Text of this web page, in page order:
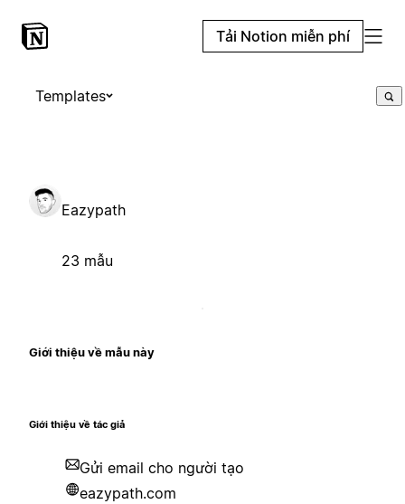
Tải Notion miễn phí
Templates
Eazypath
23 mẫu
Giới thiệu về mẫu này
Giới thiệu về tác giả
Gửi email cho người tạo
eazypath.com